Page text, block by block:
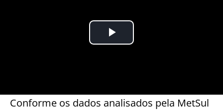
Conforme os dados analisados pela MetSul